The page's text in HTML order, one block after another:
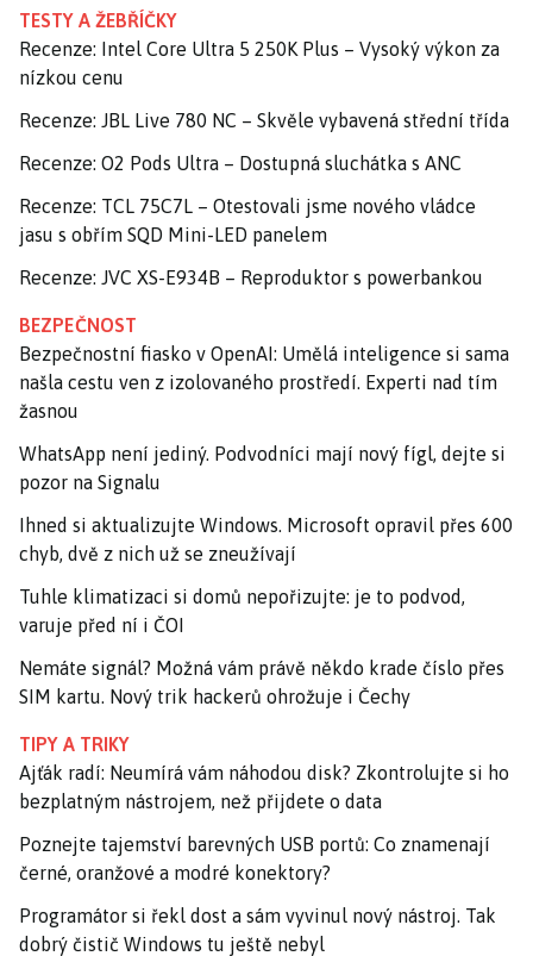
TESTY A ŽEBŘÍČKY
Recenze: Intel Core Ultra 5 250K Plus – Vysoký výkon za
nízkou cenu
Recenze: JBL Live 780 NC – Skvěle vybavená střední třída
Recenze: O2 Pods Ultra – Dostupná sluchátka s ANC
Recenze: TCL 75C7L – Otestovali jsme nového vládce
jasu s obřím SQD Mini-LED panelem
Recenze: JVC XS-E934B – Reproduktor s powerbankou
BEZPEČNOST
Bezpečnostní fiasko v OpenAI: Umělá inteligence si sama
našla cestu ven z izolovaného prostředí. Experti nad tím
žasnou
WhatsApp není jediný. Podvodníci mají nový fígl, dejte si
pozor na Signalu
Ihned si aktualizujte Windows. Microsoft opravil přes 600
chyb, dvě z nich už se zneužívají
Tuhle klimatizaci si domů nepořizujte: je to podvod,
varuje před ní i ČOI
Nemáte signál? Možná vám právě někdo krade číslo přes
SIM kartu. Nový trik hackerů ohrožuje i Čechy
TIPY A TRIKY
Ajťák radí: Neumírá vám náhodou disk? Zkontrolujte si ho
bezplatným nástrojem, než přijdete o data
Poznejte tajemství barevných USB portů: Co znamenají
černé, oranžové a modré konektory?
Programátor si řekl dost a sám vyvinul nový nástroj. Tak
dobrý čistič Windows tu ještě nebyl